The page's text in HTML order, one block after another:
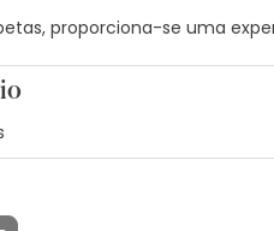
proporciona-se uma